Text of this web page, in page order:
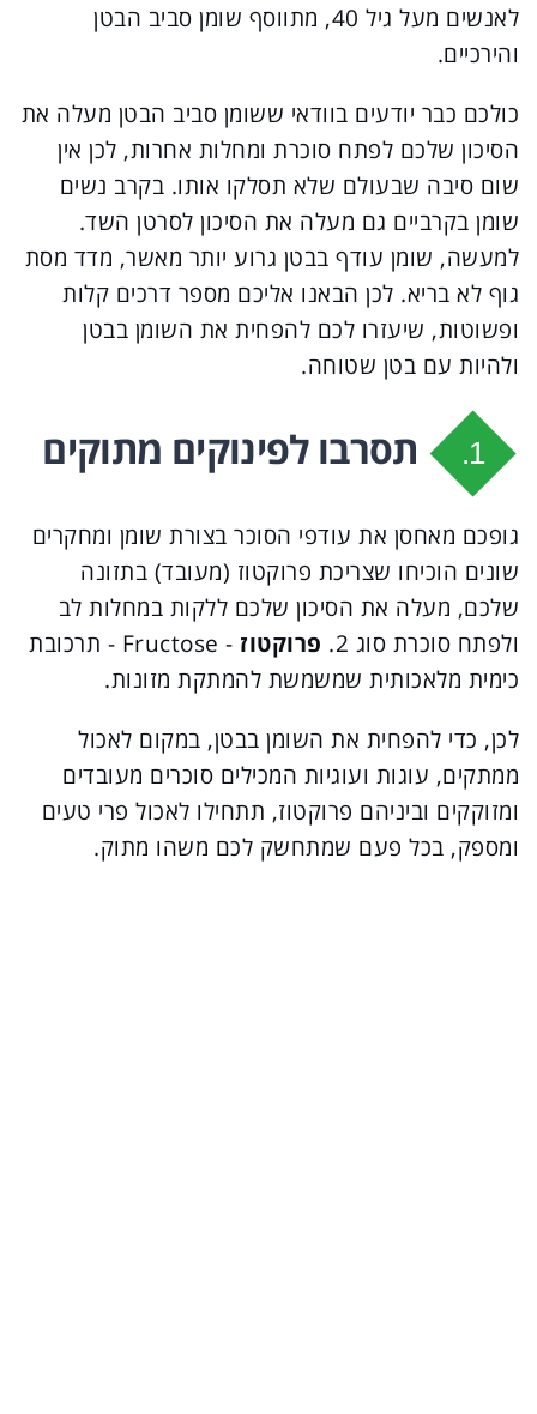
לאנשים מעל גיל 40, מתווסף שומן סביב הבטן
והירכיים.
כולכם כבר יודעים בוודאי ששומן סביב הבטן מעלה את
הסיכון שלכם לפתח סוכרת ומחלות אחרות, לכן אין
שום סיבה שבעולם שלא תסלקו אותו. בקרב נשים
שומן בקרביים גם מעלה את הסיכון לסרטן השד.
למעשה, שומן עודף בבטן גרוע יותר מאשר, מדד מסת
גוף לא בריא. לכן הבאנו אליכם מספר דרכים קלות
ופשוטות, שיעזרו לכם להפחית את השומן בבטן
ולהיות עם בטן שטוחה.
1. תסרבו לפינוקים מתוקים
גופכם מאחסן את עודפי הסוכר בצורת שומן ומחקרים
שונים הוכיחו שצריכת פרוקטוז (מעובד) בתזונה
שלכם, מעלה את הסיכון שלכם ללקות במחלות לב
ולפתח סוכרת סוג 2.
פרוקטוז
- Fructose - תרכובת
כימית מלאכותית שמשמשת להמתקת מזונות.
לכן, כדי להפחית את השומן בבטן, במקום לאכול
ממתקים, עוגות ועוגיות המכילים סוכרים מעובדים
ומזוקקים וביניהם פרוקטוז, תתחילו לאכול פרי טעים
ומספק, בכל פעם שמתחשק לכם משהו מתוק.